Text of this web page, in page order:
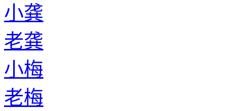
小龚
老龚
小梅
老梅